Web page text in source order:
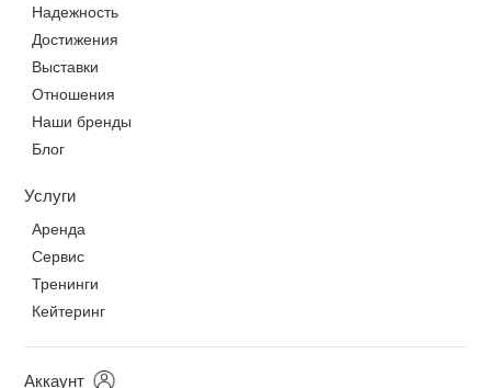
Надежность
Достижения
Выставки
Отношения
Наши бренды
Блог
Услуги
Аренда
Сервис
Тренинги
Кейтеринг
Аккаунт